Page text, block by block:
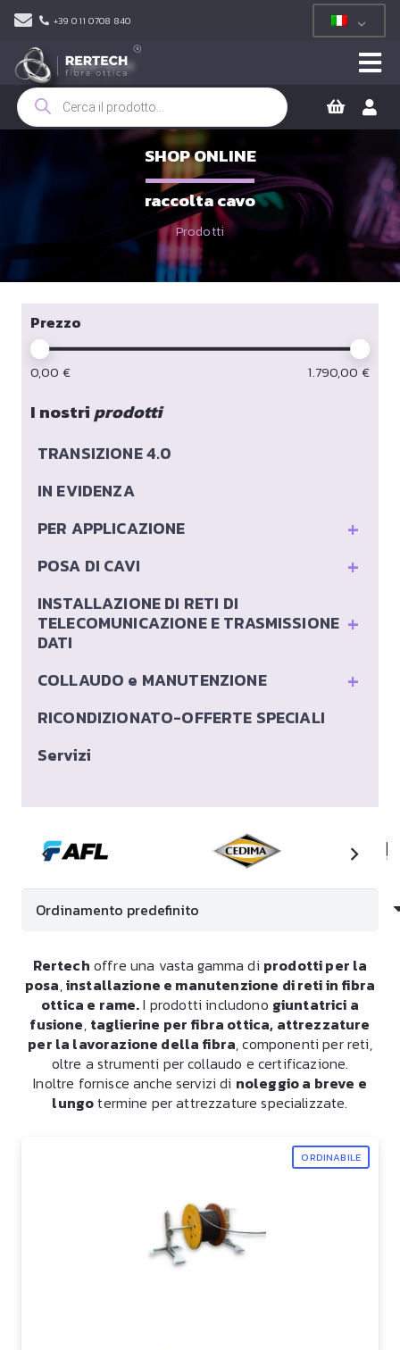
+39 011 0708 840
Ricerca
prodotti
SHOP ONLINE
raccolta cavo
Prodotti
Prezzo
0,00 € 1.790,00 €
I nostriprodotti
TRANSIZIONE 4.0
IN EVIDENZA
+
PER APPLICAZIONE
+
POSA DI CAVI
+
INSTALLAZIONE DI RETI DI
TELECOMUNICAZIONE E TRASMISSIONE
DATI
+
COLLAUDO e MANUTENZIONE
RICONDIZIONATO-OFFERTE SPECIALI
Servizi
Rertech offre una vasta gamma di prodotti per la
posa,installazione e manutenzione di reti in fibra
ottica e rame.I prodotti includono giuntatrici a
fusione, taglierine per fibra ottica, attrezzature
per la lavorazione della fibra, componenti per reti,
oltre a strumenti per collaudo e certificazione.
Inoltre fornisce anche servizi di noleggio a breve e
lungotermine per attrezzature specializzate.
ORDINABILE